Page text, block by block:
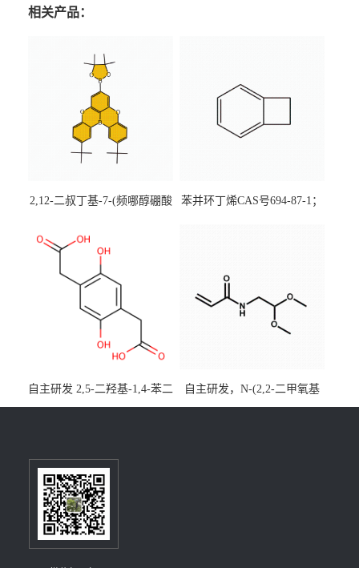
相关产品：
2,12-二叔丁基-7-(频哪醇硼酸
[3,2,1-de]蒽CAS号2648896-
装，实验室现货直发
苯并环丁烯CAS号694-87-1；
自主研发 2,5-二羟基-1,4-苯二
乙酸CAS号5488-16-4；公斤
百公斤级可供应
自主研发，N-(2,2-二甲氧基
乙基)丙烯酰胺CAS号49707-